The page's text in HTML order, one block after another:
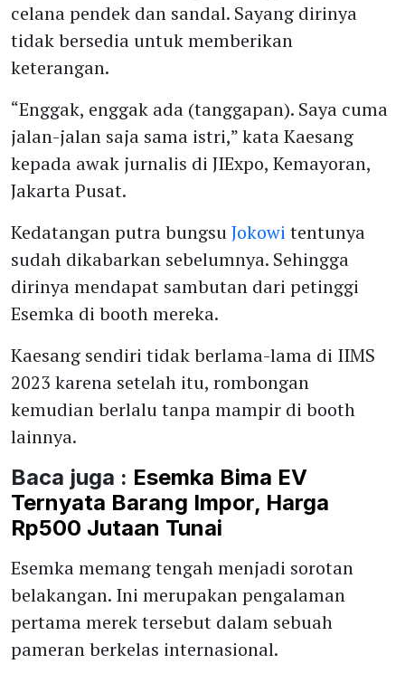
celana pendek dan sandal. Sayang dirinya
tidak bersedia untuk memberikan
keterangan.
“Enggak, enggak ada (tanggapan). Saya cuma
jalan-jalan saja sama istri,” kata Kaesang
kepada awak jurnalis di JIExpo, Kemayoran,
Jakarta Pusat.
Kedatangan putra bungsuJokowi tentunya
sudah dikabarkan sebelumnya. Sehingga
dirinya mendapat sambutan dari petinggi
Esemka di booth mereka.
Kaesang sendiri tidak berlama-lama di IIMS
2023 karena setelah itu, rombongan
kemudian berlalu tanpa mampir di booth
lainnya.
Baca juga : Esemka Bima EV
Ternyata Barang Impor, Harga
Rp500 Jutaan Tunai
Esemka memang tengah menjadi sorotan
belakangan. Ini merupakan pengalaman
pertama merek tersebut dalam sebuah
pameran berkelas internasional.